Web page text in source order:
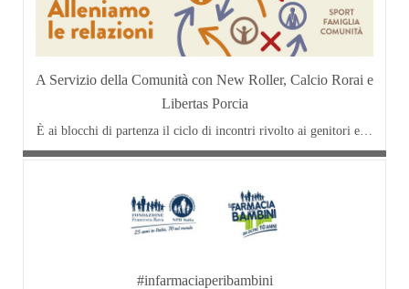
A Servizio della Comunità con New Roller, Calcio Rorai e
Libertas Porcia
È ai blocchi di partenza il ciclo di incontri rivolto ai genitori e…
#infarmaciaperibambini